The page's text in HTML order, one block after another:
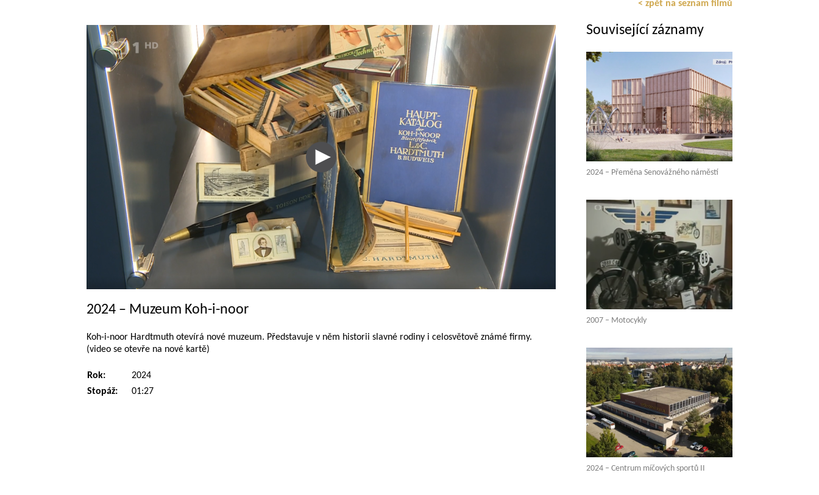
< zpět na seznam filmů
2024 – Muzeum Koh-i-noor
Koh-i-noor Hardtmuth otevírá nové muzeum. Představuje v něm historii slavné rodiny i celosvětově známé firmy.
(video se otevře na nové kartě)
Rok:
2024
Stopáž:
01:27
Související záznamy
2024 – Přeměna Senovážného náměstí
2007 – Motocykly
2024 – Centrum míčových sportů II